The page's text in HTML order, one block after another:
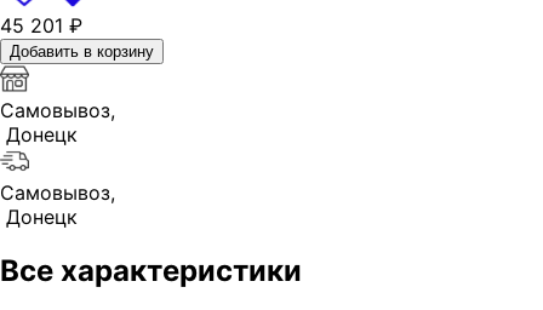
45 201 ₽
Добавить в корзину
Самовывоз,
Донецк
Самовывоз,
Донецк
Все характеристики